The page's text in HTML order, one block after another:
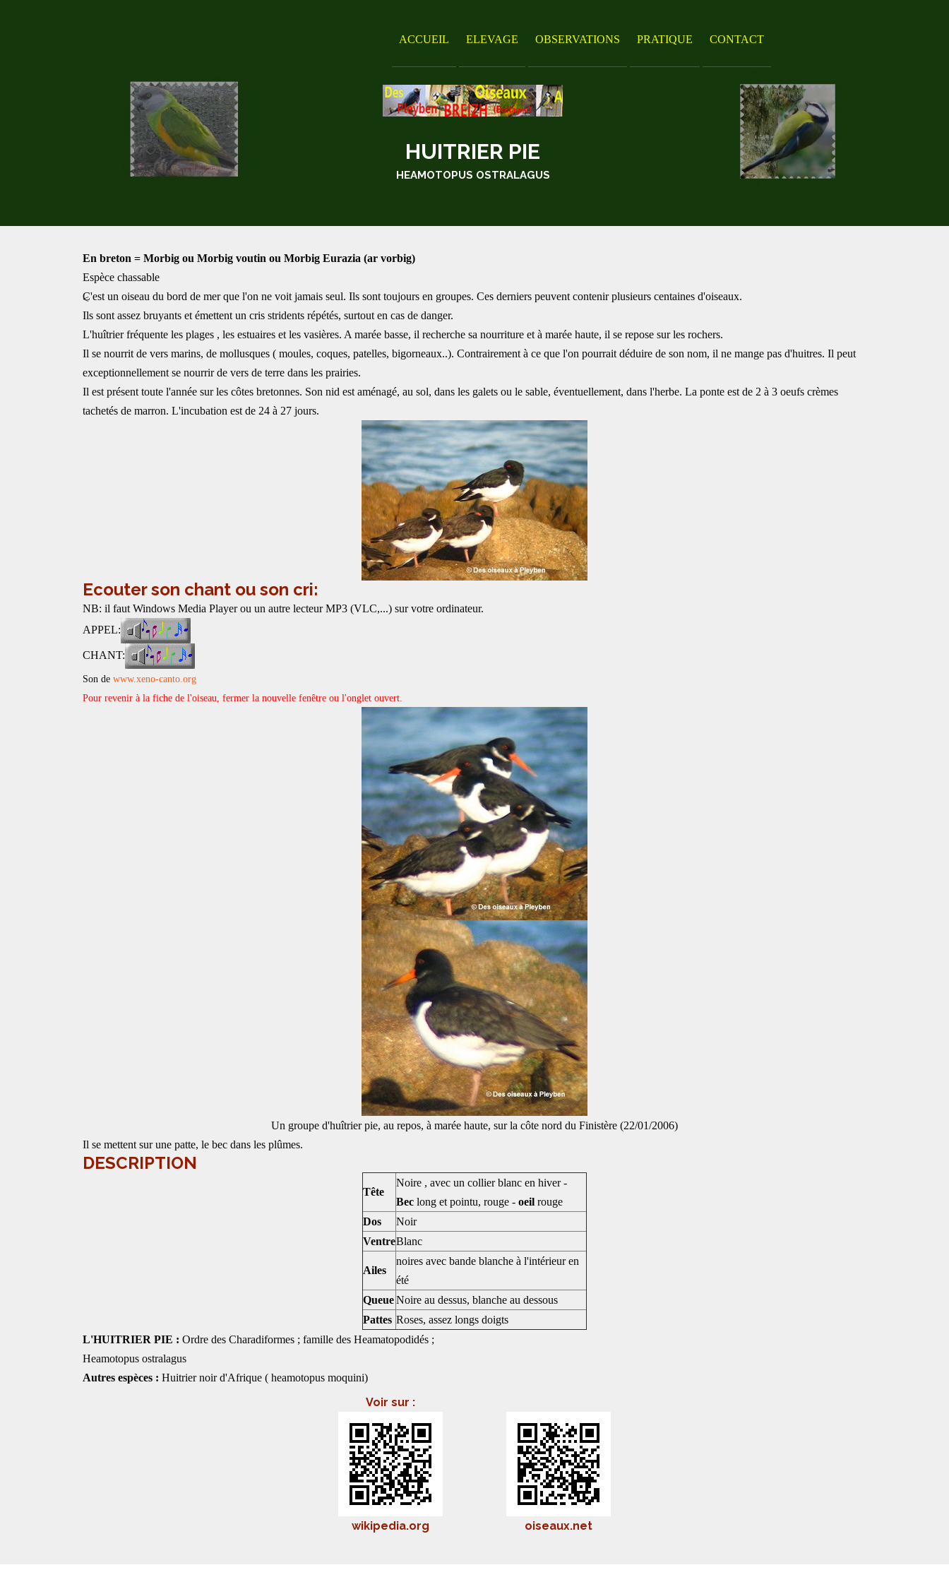
HUITRIER PIE
HEAMOTOPUS OSTRALAGUS
<
ACCUEIL ELEVAGE OBSERVATIONS PRATIQUE CONTACT
En breton = Morbig ou Morbig voutin ou Morbig Eurazia (ar vorbig)
Espèce chassable
C'est un oiseau du bord de mer que l'on ne voit jamais seul. Ils sont toujours en groupes. Ces derniers peuvent contenir plusieurs centaines d'oiseaux.
Ils sont assez bruyants et émettent un cris stridents répétés, surtout en cas de danger.
L'huîtrier fréquente les plages , les estuaires et les vasières. A marée basse, il recherche sa nourriture et à marée haute, il se repose sur les rochers.
Il se nourrit de vers marins, de mollusques ( moules, coques, patelles, bigorneaux..). Contrairement à ce que l'on pourrait déduire de son nom, il ne mange pas d'huitres. Il peut
exceptionnellement se nourrir de vers de terre dans les prairies.
Il est présent toute l'année sur les côtes bretonnes. Son nid est aménagé, au sol, dans les galets ou le sable, éventuellement, dans l'herbe. La ponte est de 2 à 3 oeufs crèmes
tachetés de marron. L'incubation est de 24 à 27 jours.
Ecouter son chant ou son cri:
NB: il faut Windows Media Player ou un autre lecteur MP3 (VLC,...) sur votre ordinateur.
APPEL:
CHANT:
Son de www.xeno-canto.org
Pour revenir à la fiche de l'oiseau, fermer la nouvelle fenêtre ou l'onglet ouvert.
Un groupe d'huîtrier pie, au repos, à marée haute, sur la côte nord du Finistère (22/01/2006)
Il se mettent sur une patte, le bec dans les plûmes.
DESCRIPTION
Tête
Noire , avec un collier blanc en hiver -
Bec long et pointu, rouge - oeil rouge
Dos
Noir
VentreBlanc
Ailes
noires avec bande blanche à l'intérieur en
été
QueueNoire au dessus, blanche au dessous
Pattes Roses, assez longs doigts
L'HUITRIER PIE : Ordre des Charadiformes ; famille des Heamatopodidés ;
Heamotopus ostralagus
Autres espèces : Huitrier noir d'Afrique ( heamotopus moquini)
Voir sur :
wikipedia.org oiseaux.net